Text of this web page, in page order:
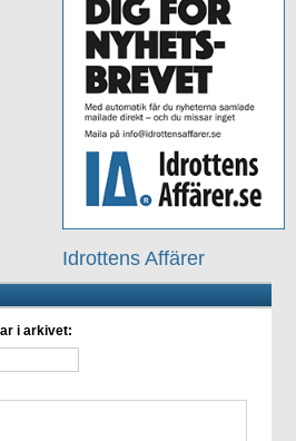
Idrottens Affärer
i arkivet: